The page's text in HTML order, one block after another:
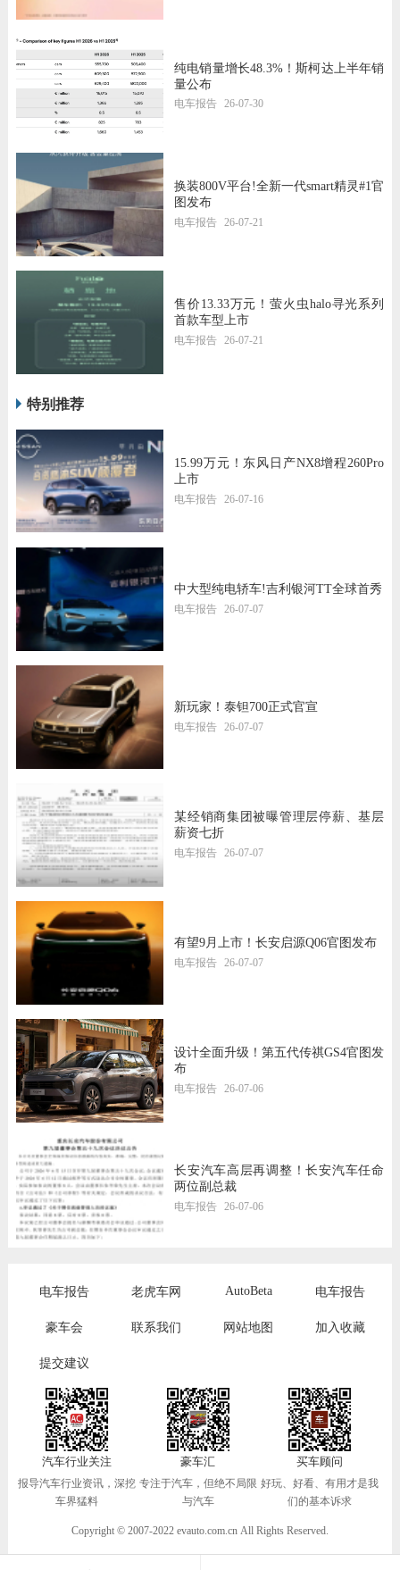
纯电销量增长48.3%！斯柯达上半年销
量公布
电车报告 26-07-30
换装800V平台!全新一代smart精灵#1官
图发布
电车报告 26-07-21
售价13.33万元！萤火虫halo寻光系列
首款车型上市
电车报告 26-07-21
特别推荐
15.99万元！东风日产NX8增程260Pro
上市
电车报告 26-07-16
中大型纯电轿车!吉利银河TT全球首秀
电车报告 26-07-07
新玩家！泰钽700正式官宣
电车报告 26-07-07
某经销商集团被曝管理层停薪、基层
薪资七折
电车报告 26-07-07
有望9月上市！长安启源Q06官图发布
电车报告 26-07-07
设计全面升级！第五代传祺GS4官图发
布
电车报告 26-07-06
长安汽车高层再调整！长安汽车任命
两位副总裁
电车报告 26-07-06
电车报告 老虎车网 AutoBeta 电车报告
豪车会 联系我们 网站地图 加入收藏
提交建议
汽车行业关注
报导汽车行业资讯，深挖
车界猛料
豪车汇
专注于汽车，但绝不局限
与汽车
买车顾问
好玩、好看、有用才是我
们的基本诉求
Copyright © 2007-2022 evauto.com.cn All Rights Reserved.